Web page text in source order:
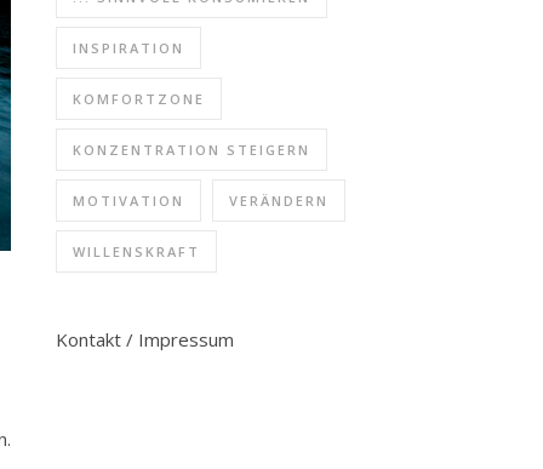
INSPIRATION
KOMFORTZONE
KONZENTRATION STEIGERN
MOTIVATION VERÄNDERN
WILLENSKRAFT
Kontakt / Impressum